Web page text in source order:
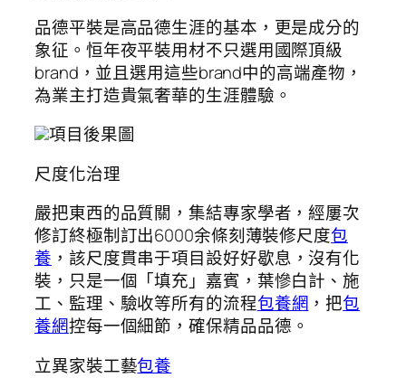
品德平裝是高品德生涯的基本，更是成分的
象征。恒年夜平裝用材不只選用國際頂級
brand，並且選用這些brand中的高端產物，
為業主打造貴氣奢華的生涯體驗。
項目後果圖
尺度化治理
嚴把東西的品質關，集結專家學者，經屢次
修訂終極制訂出6000余條刻薄裝修尺度包
養 ，該尺度貫串于項目設好好歇息，沒有化
裝，只是一個「填充」嘉賓，葉慘白計、施
工、監理、驗收等所有的流程包養網 ，把包
養網控每一個細節，確保精品品德。
立異家裝工藝包養